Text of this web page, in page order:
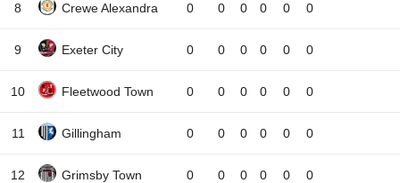
8 Crewe Alexandra 0 0 0 0 0 0
9 Exeter City 0 0 0 0 0 0
10 Fleetwood Town 0 0 0 0 0 0
11 Gillingham 0 0 0 0 0 0
12 Grimsby Town 0 0 0 0 0 0